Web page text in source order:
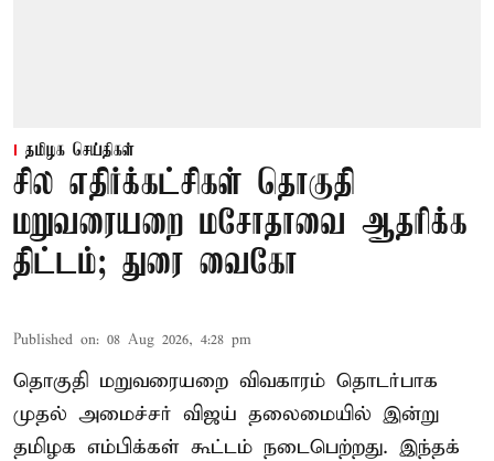
தமிழக செய்திகள்
சில எதிர்க்கட்சிகள் தொகுதி
மறுவரையறை மசோதாவை ஆதரிக்க
திட்டம்; துரை வைகோ
Published on: 08 Aug 2026, 4:28 pm
தொகுதி மறுவரையறை விவகாரம் தொடர்பாக
முதல் அமைச்சர் விஜய் தலைமையில் இன்று
தமிழக எம்பிக்கள் கூட்டம் நடைபெற்றது. இந்தக்